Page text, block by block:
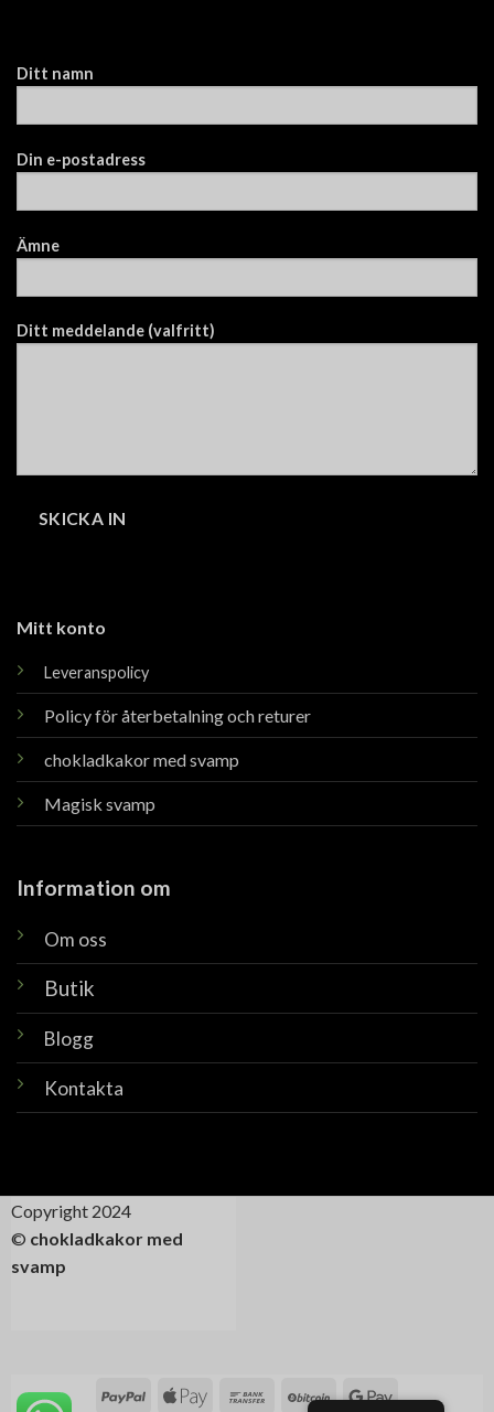
Mitt konto
Leveranspolicy
Policy för återbetalning och returer
chokladkakor med svamp
Magisk svamp
Information om
Om oss
Butik
Blogg
Kontakta
Ditt namn
Din e-postadress
Ämne
Ditt meddelande (valfritt)
Copyright 2024
© chokladkakor med
svamp